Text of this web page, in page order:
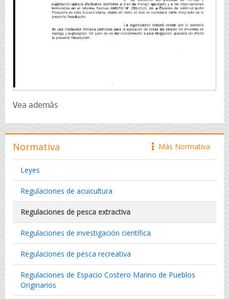
Vea además
icono
Más Normativa
Normativa
Leyes
Regulaciones de acuicultura
Regulaciones de pesca extractiva
Regulaciones de investigación científica
Regulaciones de pesca recreativa
Regulaciones de Espacio Costero Marino de Pueblos
Originarios